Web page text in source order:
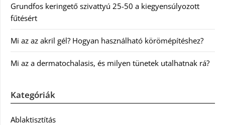
Grundfos keringető szivattyú 25-50 a kiegyensúlyozott
fűtésért
Mi az az akril gél? Hogyan használható körömépítéshez?
Mi az a dermatochalasis, és milyen tünetek utalhatnak rá?
Kategóriák
Ablaktisztítás